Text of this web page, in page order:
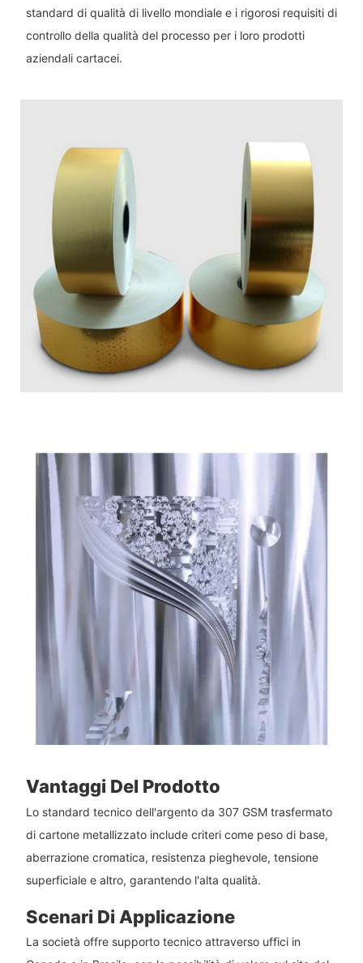
standard di qualità di livello mondiale e i rigorosi requisiti di
controllo della qualità del processo per i loro prodotti
aziendali cartacei.
Vantaggi Del Prodotto
Lo standard tecnico dell'argento da 307 GSM trasfermato
di cartone metallizzato include criteri come peso di base,
aberrazione cromatica, resistenza pieghevole, tensione
superficiale e altro, garantendo l'alta qualità.
Scenari Di Applicazione
La società offre supporto tecnico attraverso uffici in